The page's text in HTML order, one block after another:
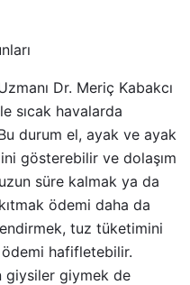
Dr. Meriç Kabakcı
sıcak havalarda
durum el, ayak ve ayak
gösterebilir ve dolaşım
süre kalmak ya da
ödemi daha da
tuz tüketimini
hafifletebilir.
giysiler giymek de